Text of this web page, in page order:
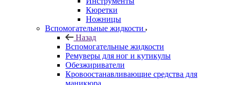
Кюретки
Ножницы
Вспомогательные жидкости
Назад
Вспомогательные жидкости
Ремуверы для ног и кутикулы
Обезжириватели
Кровоостанавливающие средства для
маникюра